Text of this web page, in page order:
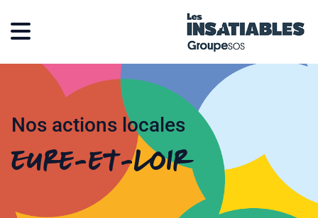
Nos actions locales
Eure-et-Loir